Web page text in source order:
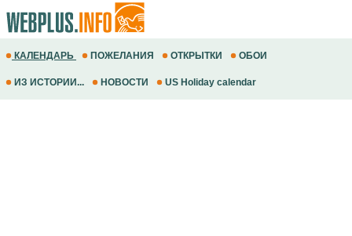
КАЛЕНДАРЬ ПОЖЕЛАНИЯ ОТКРЫТКИ ОБОИ
ИЗ ИСТОРИИ... НОВОСТИ US Holiday calendar